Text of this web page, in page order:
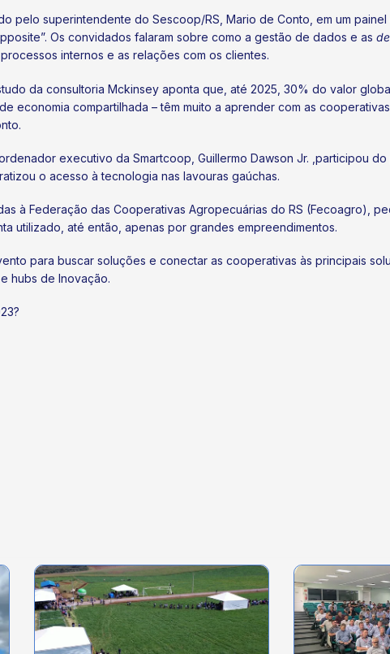
pelo superintendente do Sescoop/RS, Mario de Conto, em um
Os convidados falaram sobre como a gestão de dados e as
internos e as relações com os clientes.
da consultoria Mckinsey aponta que, até 2025, 30% do valor
economia compartilhada – têm muito a aprender com as
executivo da Smartcoop, Guillermo Dawson Jr. ,participou do
o acesso à tecnologia nas lavouras gaúchas.
à Federação das Cooperativas Agropecuárias do RS (Fecoagro),
utilizado, até então, apenas por grandes empreendimentos.
para buscar soluções e conectar as cooperativas às principais
hubs de Inovação.